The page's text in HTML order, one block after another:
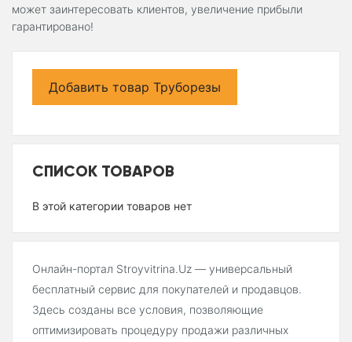
может заинтересовать клиентов, увеличение прибыли
гарантировано!
Добавить товар Труборезы
СПИСОК ТОВАРОВ
В этой категории товаров нет
Онлайн-портал Stroyvitrina.Uz — универсальный
бесплатный сервис для покупателей и продавцов.
Здесь созданы все условия, позволяющие
оптимизировать процедуру продажи различных